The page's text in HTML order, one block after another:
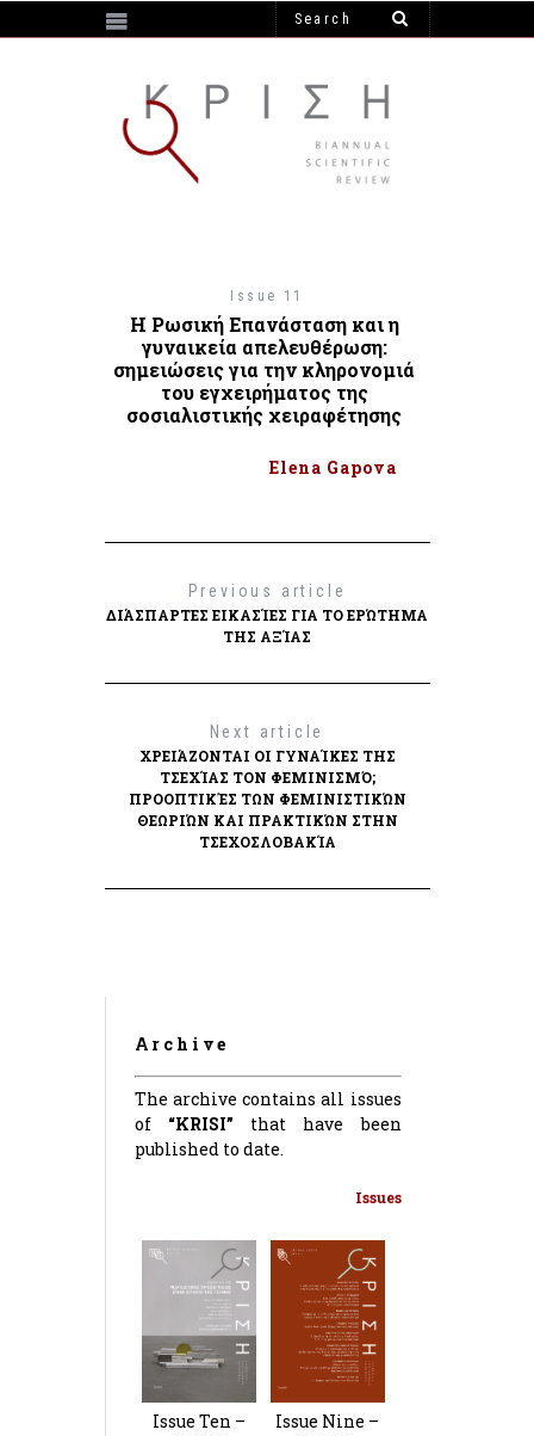
https://e-krisi.gr/wp-content/themes/krisi
Issue 11
Η Ρωσική Επανάσταση και η
γυναικεία απελευθέρωση:
σημειώσεις για την κληρονομιά
του εγχειρήματος της
σοσιαλιστικής χειραφέτησης
Elena Gapova
Previous article
ΔΙΆΣΠΑΡΤΕΣ ΕΙΚΑΣΊΕΣ ΓΙΑ ΤΟ ΕΡΏΤΗΜΑ
ΤΗΣ ΑΞΊΑΣ
Next article
ΧΡΕΙΆΖΟΝΤΑΙ ΟΙ ΓΥΝΑΊΚΕΣ ΤΗΣ
ΤΣΕΧΊΑΣ ΤΟΝ ΦΕΜΙΝΙΣΜΌ;
ΠΡΟΟΠΤΙΚΈΣ ΤΩΝ ΦΕΜΙΝΙΣΤΙΚΏΝ
ΘΕΩΡΙΏΝ ΚΑΙ ΠΡΑΚΤΙΚΏΝ ΣΤΗΝ
ΤΣΕΧΟΣΛΟΒΑΚΊΑ
Archive
The archive contains all issues
of “KRISI” that have been
published to date.
Issues
Issue Ten –
Issue Nine –